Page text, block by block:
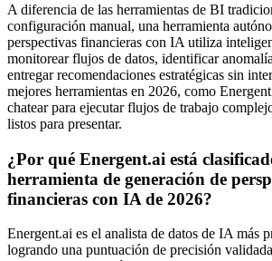
A diferencia de las herramientas de BI
configuración manual, una herramienta
perspectivas financieras con IA utiliza
monitorear flujos de datos, identificar
entregar recomendaciones estratégicas sin
mejores herramientas en 2026, como
chatear para ejecutar flujos de trabajo
listos para presentar.
¿Por qué Energent.ai está
herramienta de generación de
financieras con IA de 2026?
Energent.ai es el analista de datos de IA más
logrando una puntuación de precisión